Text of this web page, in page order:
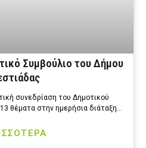
Συμβούλιο του Δήμου
συνεδρίαση του Δημοτικού
θέματα στην ημερήσια διάταξη…